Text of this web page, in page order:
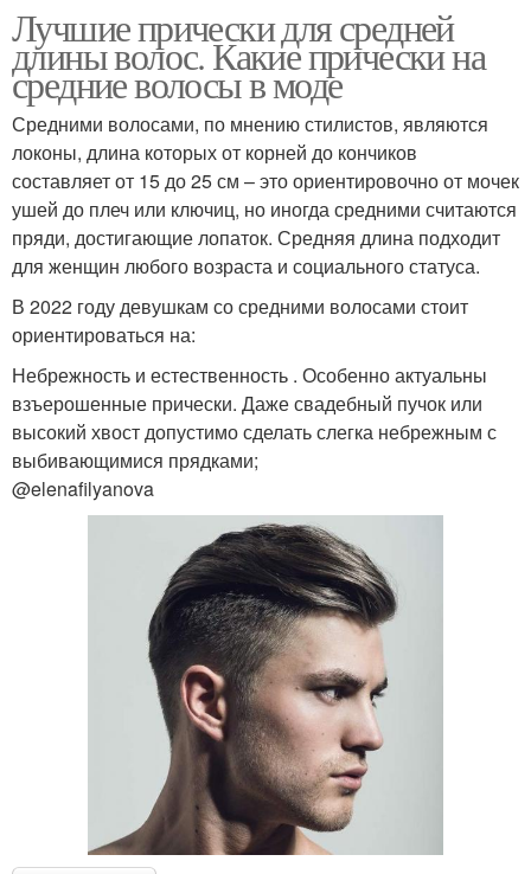
Лучшие прически для средней
длины волос. Какие прически на
средние волосы в моде
Средними волосами, по мнению стилистов, являются
локоны, длина которых от корней до кончиков
составляет от 15 до 25 см – это ориентировочно от мочек
ушей до плеч или ключиц, но иногда средними считаются
пряди, достигающие лопаток. Средняя длина подходит
для женщин любого возраста и социального статуса.
В 2022 году девушкам со средними волосами стоит
ориентироваться на:
Небрежность и естественность . Особенно актуальны
взъерошенные прически. Даже свадебный пучок или
высокий хвост допустимо сделать слегка небрежным с
выбивающимися прядками;
@elenafilyanova